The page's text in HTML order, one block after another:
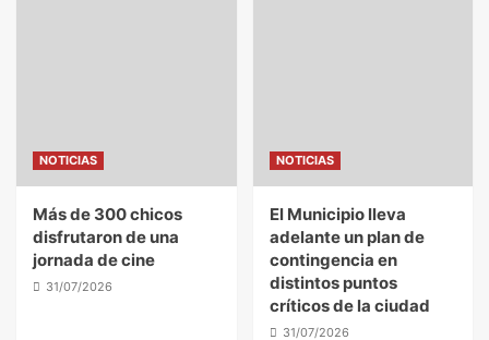
4
5
Locales
El Municipio acompañó el acto por el Día
Nacional del Bombero Voluntario
NOTICIAS
Más de 300 chicos
disfrutaron de una
jornada de cine
31/07/2026
NOTICIAS
El Municipio lleva
adelante un plan de
contingencia en
distintos puntos
críticos de la ciudad
31/07/2026